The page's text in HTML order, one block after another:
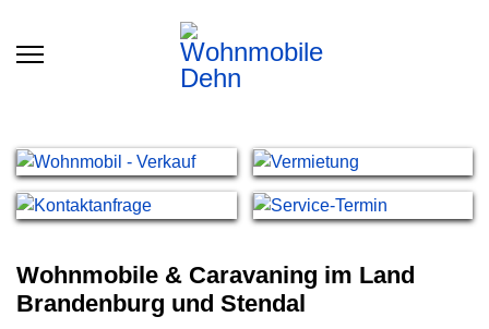
Wohnmobile & Caravaning im Land
Brandenburg und Stendal